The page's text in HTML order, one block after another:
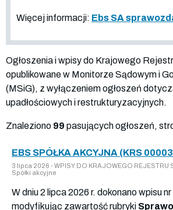
Więcej informacji: Ebs SA
Ogłoszenia i wpisy do Krajowego
opublikowane w Monitorze Sądowym i
(MSiG), z wyłączeniem ogłoszeń
upadłościowych i restrukturyzacyjnych.
Znaleziono 99 pasujących ogłoszeń,
EBS SPÓŁKA AKCYJNA (KRS
3 lipca 2026 - WPISY DO KRAJOWEGO REJESTRU
Spółki akcyjne
W dniu 2 lipca 2026 r. dokonano wpisu
modyfikując zawartość rubryki